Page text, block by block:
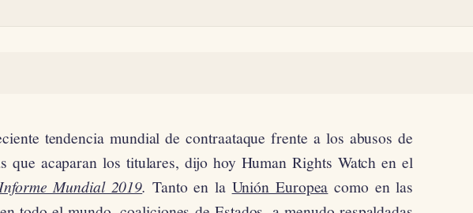
tendencia mundial de contraataque frente a los abusos de
que acaparan los titulares, dijo hoy Human Rights Watch en el
Informe Mundial 2019. Tanto en la Unión Europea como en las